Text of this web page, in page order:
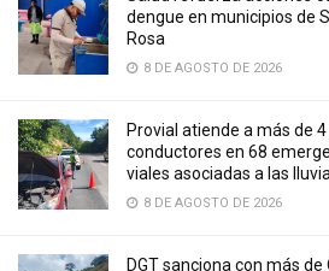
dengue en municipios de
Rosa
8 DE AGOSTO DE 2026
Provial atiende a más de 4
conductores en 68
viales asociadas a las
8 DE AGOSTO DE 2026
DGT sanciona con más de